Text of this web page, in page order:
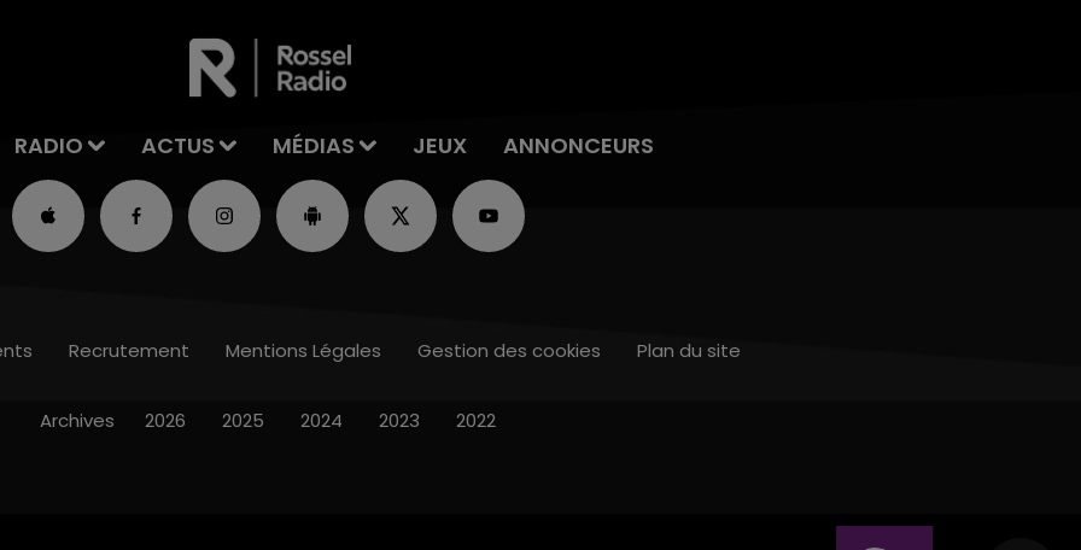
RADIO ACTUS MÉDIAS JEUX ANNONCEURS
Recrutement Mentions Légales Gestion des cookies Plan du site
Archives 2026 2025 2024 2023 2022